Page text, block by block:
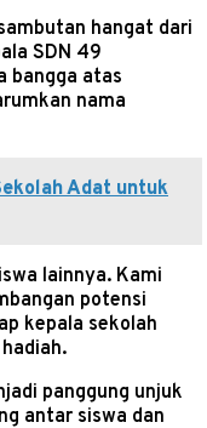
hangat dari
SDN 49
bangga atas
nama
Adat untuk
lainnya. Kami
potensi
kepala sekolah
panggung unjuk
antar siswa dan